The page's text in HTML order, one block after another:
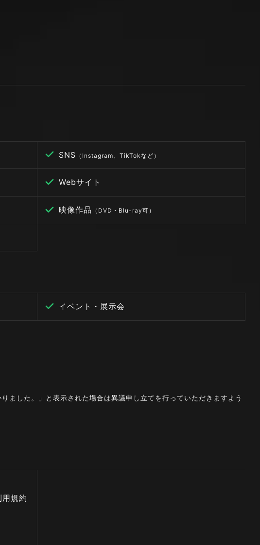
SNS （Instagram、TikTokなど）
Webサイト
映像作品 （DVD・Blu-ray可）
イベント・展示会
ました。」と表示された場合は異議申し立てを行っていただきますよう
規約